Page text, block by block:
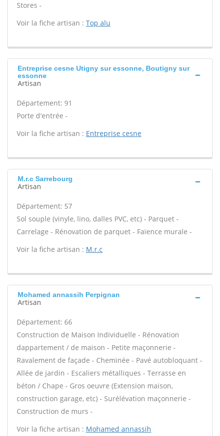
Stores -
Voir la fiche artisan : Top alu
Entreprise cesne Utigny sur essonne, Boutigny sur
essonne
Artisan
Département: 91
Porte d'entrée -
Voir la fiche artisan : Entreprise cesne
M.r.c Sarrebourg
Artisan
Département: 57
Sol souple (vinyle, lino, dalles PVC, etc) - Parquet -
Carrelage - Rénovation de parquet - Faïence murale -
Voir la fiche artisan : M.r.c
Mohamed annassih Perpignan
Artisan
Département: 66
Construction de Maison Individuelle - Rénovation
dappartement / de maison - Petite maçonnerie -
Ravalement de façade - Cheminée - Pavé autobloquant -
Allée de jardin - Escaliers métalliques - Terrasse en
béton / Chape - Gros oeuvre (Extension maison,
construction garage, etc) - Surélévation maçonnerie -
Construction de murs -
Voir la fiche artisan : Mohamed annassih